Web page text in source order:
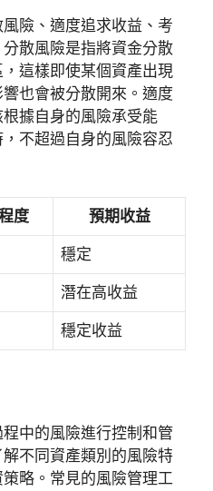
險、適度追求收益、考
散風險是指將資金分散
這樣即使某個資產出現
也會被分散開來。適度
據自身的風險承受能
不超過自身的風險容忍
度 預期收益
穩定
潛在高收益
穩定收益
中的風險進行控制和管
不同資產類別的風險特
略。常見的風險管理工